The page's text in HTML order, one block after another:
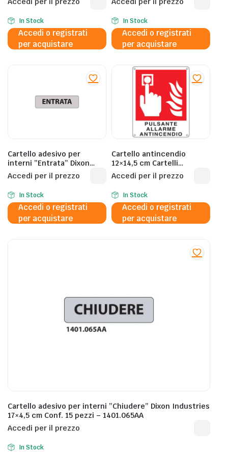
In Stock
Accedi o registrati
per acquistare
15 pezzi – 1401.074AA
In Stock
Accedi o registrati
per acquistare
Cartello adesivo per
interni ”Entrata” Dixon
Industries 17×4,5 cm Conf.
15 pezzi – 1401.000AA
Accedi per il prezzo
In Stock
Accedi o registrati
per acquistare
Cartello antincendio
12×14,5 cm Cartelli
Segnalatori ”Pulsante
allarme antincendio” –
E20174K
Accedi per il prezzo
In Stock
Accedi o registrati
per acquistare
Cartello adesivo per interni ”Chiudere” Dixon Industries
17×4,5 cm Conf. 15 pezzi – 1401.065AA
Accedi per il prezzo
In Stock